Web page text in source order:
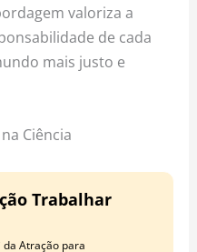
valoriza a
de cada
mais justo e
Ciência
Trabalhar
da Atração para